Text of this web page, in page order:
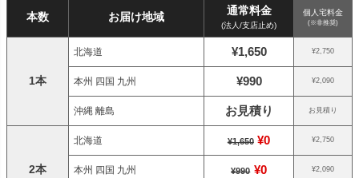
本数 お届け地域 通常料金
(法人/支店止め)
個人宅料金
(※非推奨)
1本
北海道 ¥1,650 ¥2,750
本州 四国 九州 ¥990 ¥2,090
沖縄 離島 お見積り お見積り
2本
北海道 ¥1,650 ¥0 ¥2,750
本州 四国 九州 ¥990 ¥0 ¥2,090